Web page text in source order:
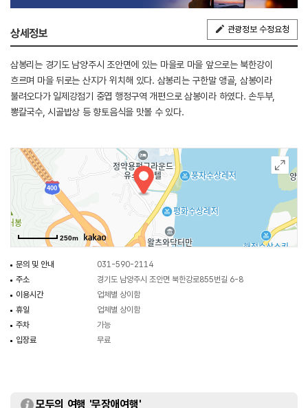
상세정보 관광정보 수정요청
삼봉리는 경기도 남양주시 조안면에 있는 마을로 마을 앞으로는 북한강이
흐르며 마을 뒤로는 산지가 위치해 있다. 삼봉리는 구한말 앵골, 삼봉이라
불려오다가 일제강점기 중엽 행정구역 개편으로 삼봉이라 하였다. 손두부,
뽕칼국수, 시골밥상 등 향토음식을 맛볼 수 있다.
250m
문의 및 안내
031-590-2114
주소
경기도 남양주시 조안면 북한강로855번길 6-8
이용시간
업체별 상이함
휴일
업체별 상이함
주차
가능
입장료
무료
모두의 여행 '무장애여행'